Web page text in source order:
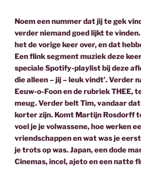
Noem een nummer dat jij te gek
verder niemand goed lijkt te
het de vorige keer over, en dat
Een flink segment muziek deze
speciale Spotify-playlist bij deze
die alleen – jij – leuk vindt’. Verder
Eeuw-o-Foon en de rubriek THEE,
meug. Verder belt Tim, vandaar
korter zijn. Komt Martijn Rosdorff
voel je je volwassene, hoe werken
vriendschappen en wat was je
je trots op was. Japan, een dode
Cinemas, incel, ajeto en een natte